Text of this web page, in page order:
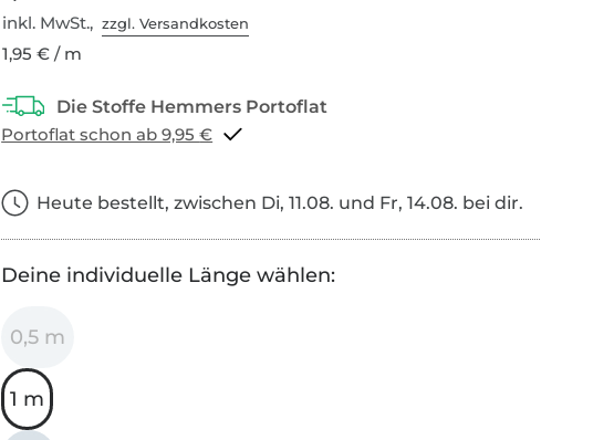
inkl. MwSt.,zzgl. Versandkosten
1,95 € / m
Portoflat schon ab 9,95 €
Heute bestellt, zwischen Di, 11.08. und Fr, 14.08. bei dir.
Deine individuelle Länge wählen:
0,5 m
1 m